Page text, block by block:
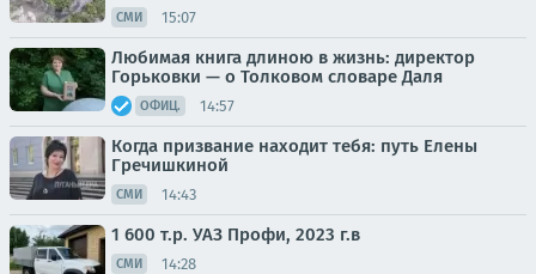
СМИ 15:07
Любимая книга длиною в жизнь: директор
Горьковки — о Толковом словаре Даля
ОФИЦ. 14:57
Когда призвание находит тебя: путь Елены
Гречишкиной
СМИ 14:43
1 600 т.р. УАЗ Профи, 2023 г.в
СМИ 14:28